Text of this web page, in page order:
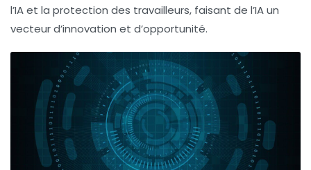
l’IA et la protection des travailleurs, faisant de l’IA un
vecteur d’innovation et d’opportunité.